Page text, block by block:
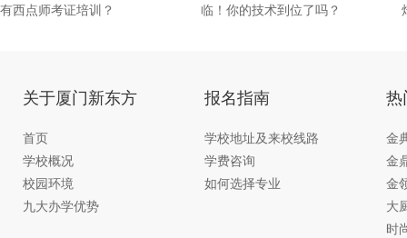
有西点师考证培训？
临！你的技术到位了吗？
关于厦门新东方
首页
学校概况
校园环境
九大办学优势
报名指南
学校地址及来校线路
学费咨询
如何选择专业
热
金
金
金
大
时